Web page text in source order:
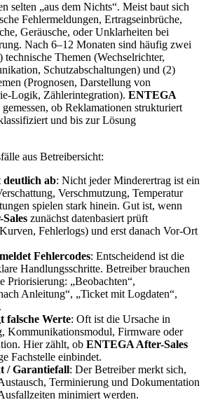
selten „aus dem Nichts“. Meist baut sich
Fehlermeldungen, Ertragseinbrüche,
Geräusche, oder Unklarheiten bei
Nach 6–12 Monaten sind häufig zwei
Themen (Wechselrichter,
Schutzabschaltungen) und (2)
(Prognosen, Darstellung von
Logik, Zählerintegration). ENTEGA
ob Reklamationen strukturiert
und bis zur Lösung
aus Betreibersicht:
deutlich ab: Nicht jeder Minderertrag ist ein
Verschmutzung, Temperatur
spielen stark hinein. Gut ist, wenn
zunächst datenbasiert prüft
Fehlerlogs) und erst danach Vor-Ort
Fehlercodes: Entscheidend ist die
Handlungsschritte. Betreiber brauchen
Priorisierung: „Beobachten“,
Anleitung“, „Ticket mit Logdaten“,
falsche Werte: Oft ist die Ursache in
Kommunikationsmodul, Firmware oder
Hier zählt, ob ENTEGA After-Sales
Fachstelle einbindet.
/ Garantiefall: Der Betreiber merkt sich,
Terminierung und Dokumentation
minimiert werden.